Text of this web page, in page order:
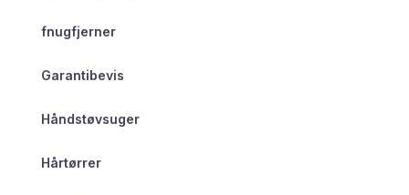
fnugfjerner
Garantibevis
Håndstøvsuger
Hårtørrer